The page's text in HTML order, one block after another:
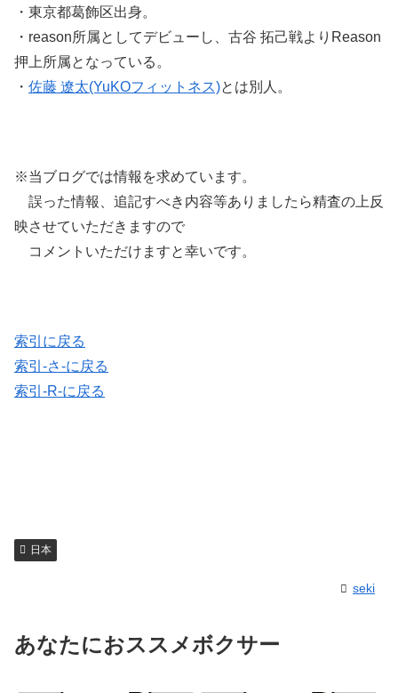
・東京都葛飾区出身。
・reason所属としてデビューし、古谷 拓己戦よりReason
押上所属となっている。
・ 佐藤 遼太(YuKOフィットネス)とは別人。
※当ブログでは情報を求めています。
誤った情報、追記すべき内容等ありましたら精査の上反
映させていただきますので
コメントいただけますと幸いです。
索引に戻る
索引-さ-に戻る
索引-R-に戻る
日本
seki
あなたにおススメボクサー